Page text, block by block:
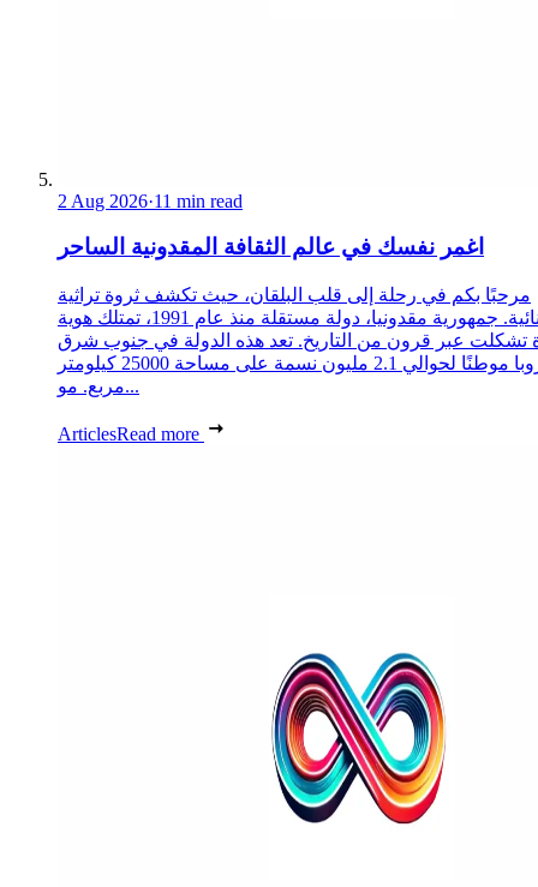
2 Aug 2026·11 min read
اغمر نفسك في عالم الثقافة المقدونية الساحر
مرحبًا بكم في رحلة إلى قلب البلقان، حيث تكشف ثروة تراثية
استثنائية. جمهورية مقدونيا، دولة مستقلة منذ عام 1991، تمتلك هوية
تشكلت عبر قرون من التاريخ. تعد هذه الدولة في جنوب شرق
أوروبا موطنًا لحوالي 2.1 مليون نسمة على مساحة 25000 كيلومتر
مربع. مو...
ArticlesRead more